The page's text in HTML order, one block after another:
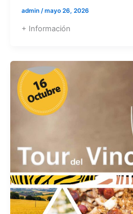
admin /mayo 26, 2026
+ Información